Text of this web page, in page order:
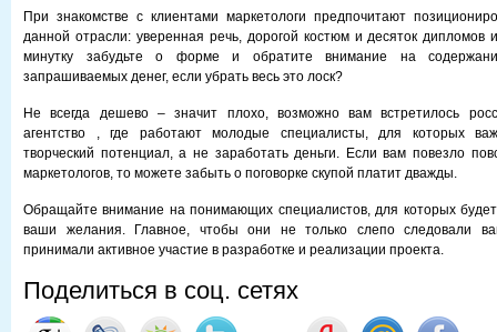
При знакомстве с клиентами маркетологи предпочитают
данной отрасли: уверенная речь, дорогой костюм и десяток дипломов
минутку забудьте о форме и обратите внимание на
запрашиваемых денег, если убрать весь это лоск?
Не всегда дешево – значит плохо, возможно вам встретилось
агентство , где работают молодые специалисты, для которых
творческий потенциал, а не заработать деньги. Если вам повезло
маркетологов, то можете забыть о поговорке скупой платит дважды.
Обращайте внимание на понимающих специалистов, для которых
ваши желания. Главное, чтобы они не только слепо следовали
принимали активное участие в разработке и реализации проекта.
Поделиться в соц. сетях